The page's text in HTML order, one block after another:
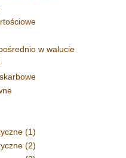
w walucie
(1)
(2)